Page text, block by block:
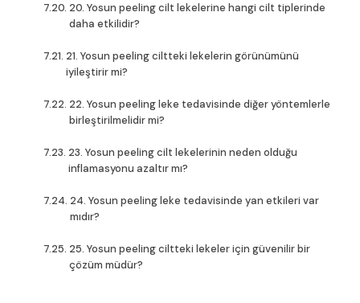
20. Yosun peeling cilt lekelerine hangi cilt tiplerinde
daha etkilidir?
21. Yosun peeling ciltteki lekelerin görünümünü
iyileştirir mi?
22. Yosun peeling leke tedavisinde diğer yöntemlerle
birleştirilmelidir mi?
23. Yosun peeling cilt lekelerinin neden olduğu
inflamasyonu azaltır mı?
24. Yosun peeling leke tedavisinde yan etkileri var
mıdır?
25. Yosun peeling ciltteki lekeler için güvenilir bir
çözüm müdür?